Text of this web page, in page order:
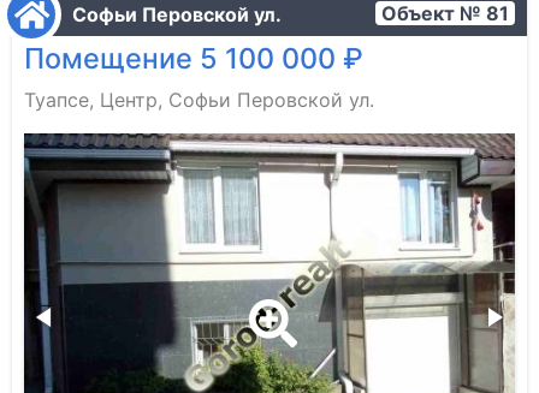
Софьи Перовской ул. Объект № 81
Помещение 5 100 000 ₽
Туапсе, Центр, Софьи Перовской ул.